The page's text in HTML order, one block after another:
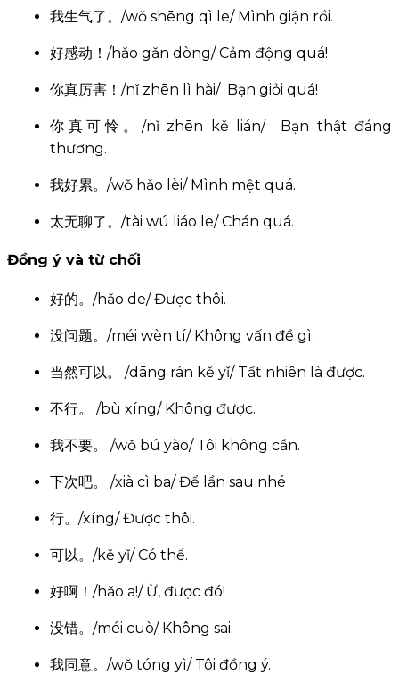
找到了。 /zhǎo dào le/ Tìm thấy rồi.
me/
?
马上就来。
有什么问题
吗？
tí ma/
可不是嘛！
请再说一遍。
/qǐng zài shuō yī
biàn/
Hãy nói lại lần nữa.
不用担心。 /bù yòng dān xīn/
我生气了。/wǒ shēng qì le/ Mình giận rồi.
好感动！/hǎo gǎn dòng/ Cảm động quá!
你真厉害！/nǐ zhēn lì hài/ Bạn giỏi quá!
你真可怜。/nǐ zhēn kě lián/ Bạn thật đáng
thương.
我好累。/wǒ hǎo lèi/ Mình mệt quá.
太无聊了。/tài wú liáo le/ Chán quá.
Đồng ý và từ chối
好的。/hǎo de/ Được thôi.
没问题。/méi wèn tí/ Không vấn đề gì.
当然可以。 /dāng rán kě yǐ/ Tất nhiên là được.
不行。 /bù xíng/ Không được.
我不要。 /wǒ bú yào/ Tôi không cần.
下次吧。 /xià cì ba/ Để lần sau nhé
行。/xíng/ Được thôi.
可以。/kě yǐ/ Có thể.
好啊！/hǎo a!/ Ừ, được đó!
没错。/méi cuò/ Không sai.
我同意。/wǒ tóng yì/ Tôi đồng ý.